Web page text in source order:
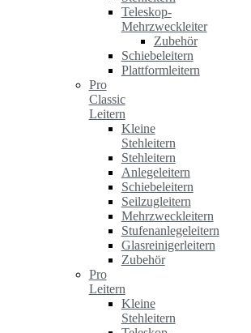
Teleskop-
Mehrzweckleiter
Zubehör
Schiebeleitern
Plattformleitern
Pro
Classic
Leitern
Kleine
Stehleitern
Stehleitern
Anlegeleitern
Schiebeleitern
Seilzugleitern
Mehrzweckleitern
Stufenanlegeleitern
Glasreinigerleitern
Zubehör
Pro
Leitern
Kleine
Stehleitern